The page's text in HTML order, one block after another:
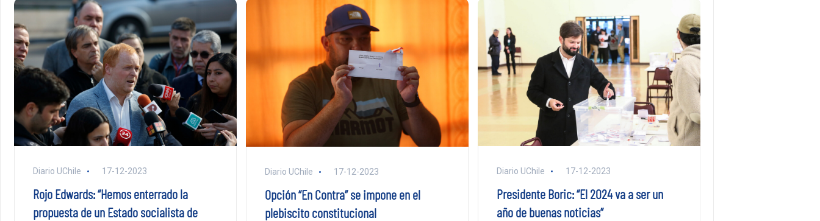
Diario UChile 17-12-2023
Rojo Edwards: “Hemos enterrado la
propuesta de un Estado socialista de
Diario UChile 17-12-2023
Opción “En Contra” se impone en el
plebiscito constitucional
Diario UChile 17-12-2023
Presidente Boric: “El 2024 va a ser un
año de buenas noticias”